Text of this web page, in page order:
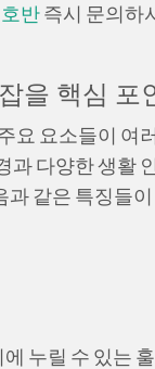
반즉시 문의하
을 핵심 포
요 요소들이 여
다양한 생활
과 같은 특징들
누릴 수 있는